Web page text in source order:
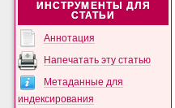
ИНСТРУМЕНТЫ ДЛЯ
СТАТЬИ
Аннотация
Напечатать эту статью
Метаданные для
индексирования